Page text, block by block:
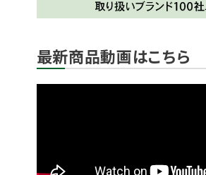
最新商品動画はこちら